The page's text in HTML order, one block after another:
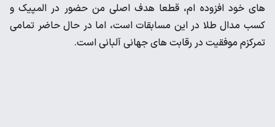
های خود افزوده ام، قطعا هدف اصلی من حضور در المپیک و
کسب مدال طلا در این مسابقات است، اما در حال حاضر تمامی
تمرکزم موفقیت در رقابت های جهانی آلبانی است.